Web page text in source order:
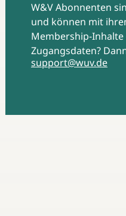
W&V Abonnenten
und können mit
Membership-
Zugangsdaten?
support@wuv.de